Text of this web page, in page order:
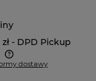
- DPD Pickup
płatności
dostawy